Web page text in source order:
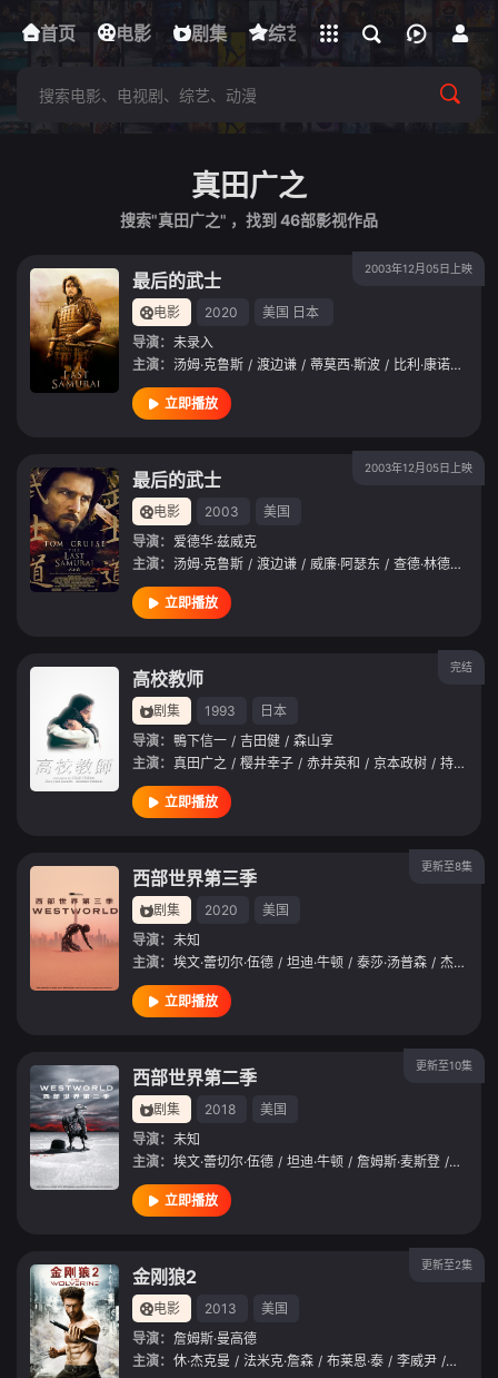
首页 电影 剧集 综艺 动漫 短剧
下载客户端
立即登录
真田广之
搜索"真田广之" ，找到 46部影视作品
2003年12月05日上映
最后的武士
电影 2020 美国 日本
导演： 未录入
主演： 汤姆·克鲁斯 / 渡边谦 / 蒂莫西·斯波 / 比利·康诺利
立即播放
2003年12月05日上映
最后的武士
电影 2003
美国
导演： 爱德华·兹威克
主演： 汤姆·克鲁斯 / 渡边谦 / 威廉·阿瑟东 / 查德·林德伯格
立即播放
完结
高校教师
剧集 1993
日本
导演： 鴨下信一 / 吉田健 / 森山享
主演： 真田广之 / 樱井幸子 / 赤井英和 / 京本政树 / 持田真树
立即播放
更新至8集
西部世界第三季
剧集 2020
美国
导演： 未知
主演： 埃文·蕾切尔·伍德 / 坦迪·牛顿 / 泰莎·汤普森 / 杰弗里·怀特
立即播放
更新至10集
西部世界第二季
剧集 2018
美国
导演： 未知
主演： 埃文·蕾切尔·伍德 / 坦迪·牛顿 / 詹姆斯·麦斯登 / 吉米·
立即播放
更新至2集
金刚狼2
电影 2013
美国
导演： 詹姆斯·曼高德
主演： 休·杰克曼 / 法米克·詹森 / 布莱恩·泰 / 李威尹 / 斯维特